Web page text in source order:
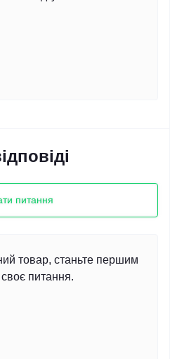
питання
товар, станьте першим
своє питання.